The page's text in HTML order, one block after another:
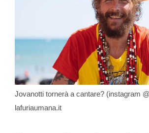
Jovanotti tornerà a cantare? (instagram
lafuriaumana.it